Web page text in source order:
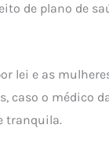
de plano de
lei e as
caso o médico
tranquila.